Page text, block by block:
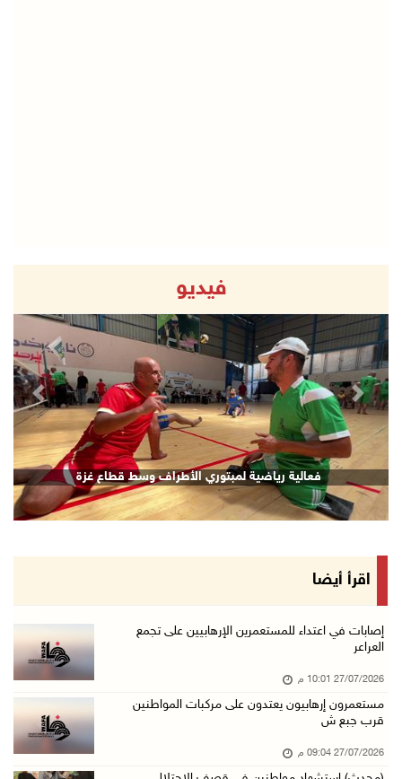
فيديو
فعالية رياضية لمبتوري الأطراف وسط قطاع غزة
Next
اقرأ أيضا
إصابات في اعتداء للمستعمرين الإرهابيين على تجمع
العراعر
27/07/2026 10:01 م
مستعمرون إرهابيون يعتدون على مركبات المواطنين
قرب جبع ش
27/07/2026 09:04 م